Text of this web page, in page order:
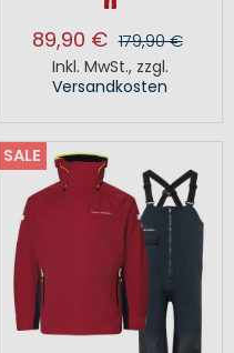
89,90 € 179,90 €
Inkl. MwSt., zzgl.
Versandkosten
SALE